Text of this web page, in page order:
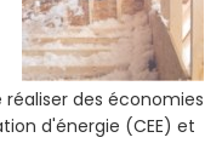
des économies
d'énergie (CEE) et